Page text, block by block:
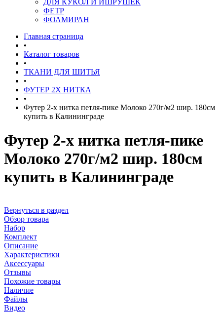
ДЛЯ КУКОЛ И ИШРУШЕК
ФЕТР
ФОАМИРАН
Главная страница
•
Каталог товаров
•
ТКАНИ ДЛЯ ШИТЬЯ
•
ФУТЕР 2Х НИТКА
•
Футер 2-х нитка петля-пике Молоко 270г/м2 шир. 180см
купить в Калининграде
Футер 2-х нитка петля-пике
Молоко 270г/м2 шир. 180см
купить в Калининграде
Вернуться в раздел
Обзор товара
Набор
Комплект
Описание
Характеристики
Аксессуары
Отзывы
Похожие товары
Наличие
Файлы
Видео